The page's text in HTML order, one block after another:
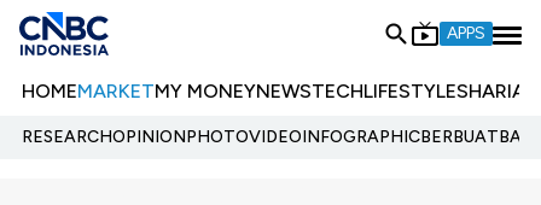
APPS
HOMEMARKETMY MONEYNEWSTECHLIFESTYLESHARIA
RESEARCHOPINIONPHOTOVIDEOINFOGRAPHIC